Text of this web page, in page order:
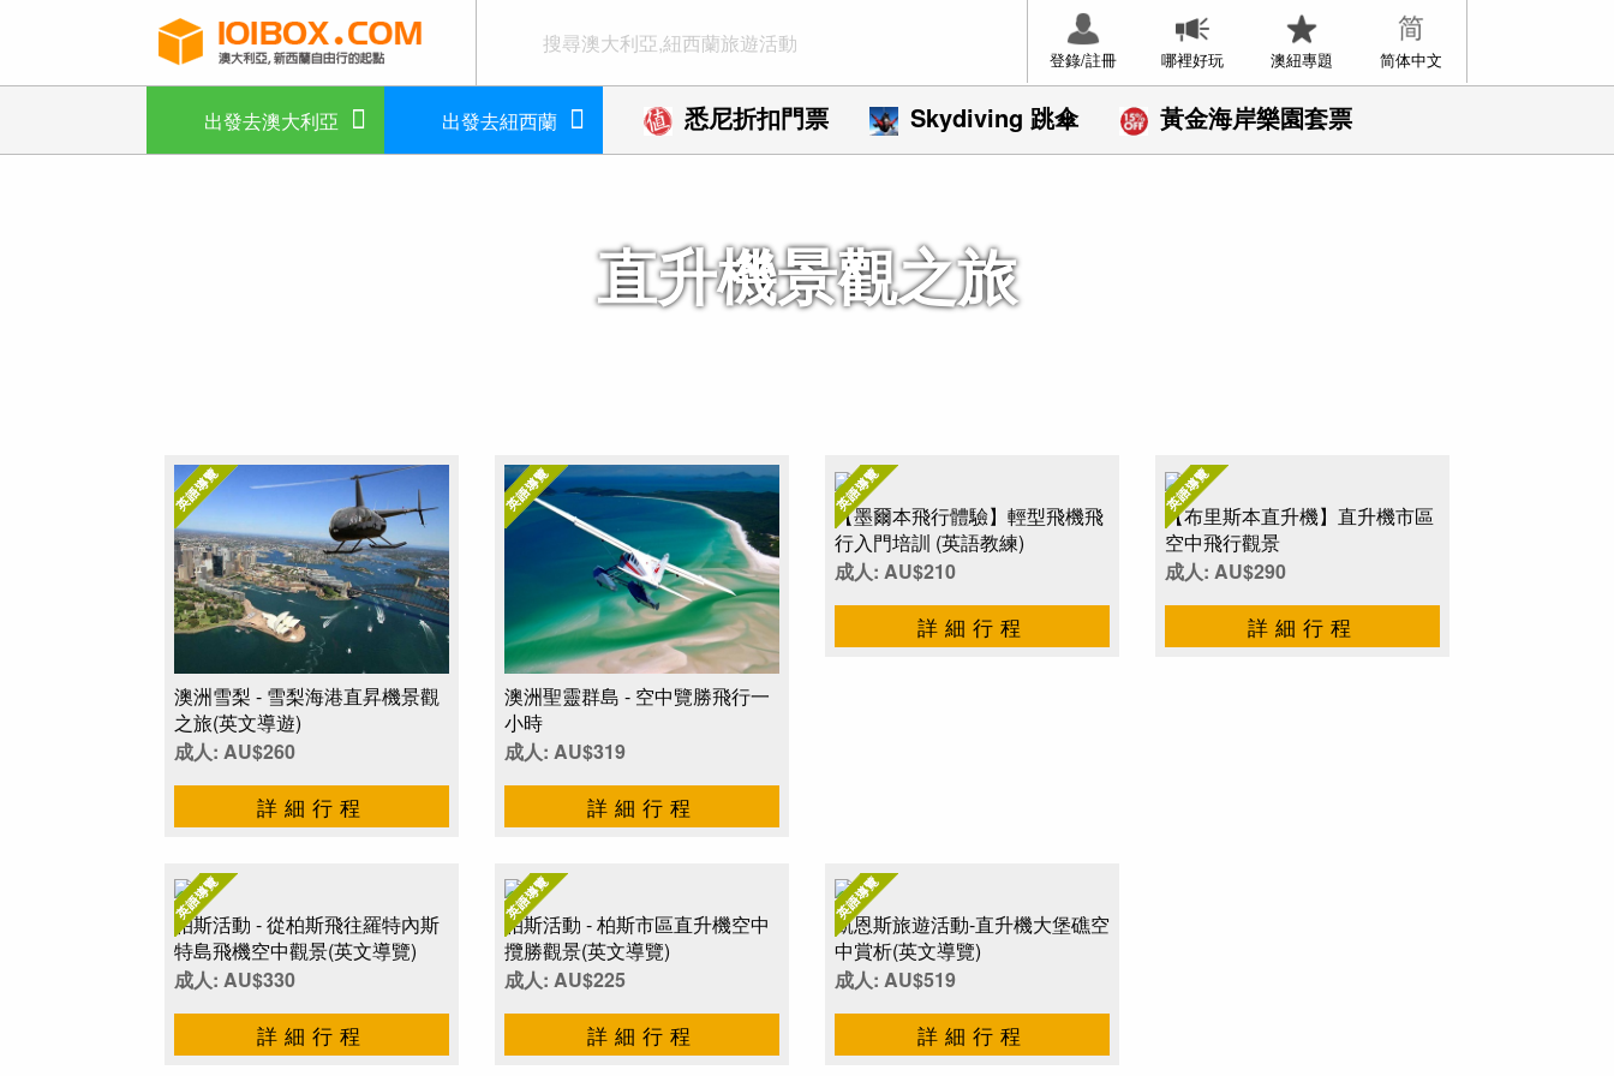
登錄/註冊 哪裡好玩 澳紐專題 简体中文
出發去澳大利亞 出發去紐西蘭 悉尼折扣門票 Skydiving 跳傘 黃金海岸樂園套票
直升機景觀之旅
澳洲雪梨 - 雪梨海港直昇機景觀
之旅(英文導遊)
成人: AU$260
詳細行程
澳洲聖靈群島 - 空中覽勝飛行一
小時
成人: AU$319
詳細行程
【墨爾本飛行體驗】輕型飛機飛
行入門培訓 (英語教練)
成人: AU$210
詳細行程
【布里斯本直升機】直升機市區
空中飛行觀景
成人: AU$290
詳細行程
柏斯活動 - 從柏斯飛往羅特內斯
特島飛機空中觀景(英文導覽)
成人: AU$330
詳細行程
柏斯活動 - 柏斯市區直升機空中
攬勝觀景(英文導覽)
成人: AU$225
詳細行程
凱恩斯旅遊活動-直升機大堡礁空
中賞析(英文導覽)
成人: AU$519
詳細行程